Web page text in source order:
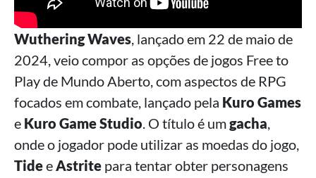
Wuthering Waves, lançado em 22 de maio de
2024, veio compor as opções de jogos Free to
Play de Mundo Aberto, com aspectos de RPG
focados em combate, lançado pela Kuro Games
e Kuro Game Studio. O título é umgacha,
onde o jogador pode utilizar as moedas do jogo,
TideeAstrite para tentar obter personagens